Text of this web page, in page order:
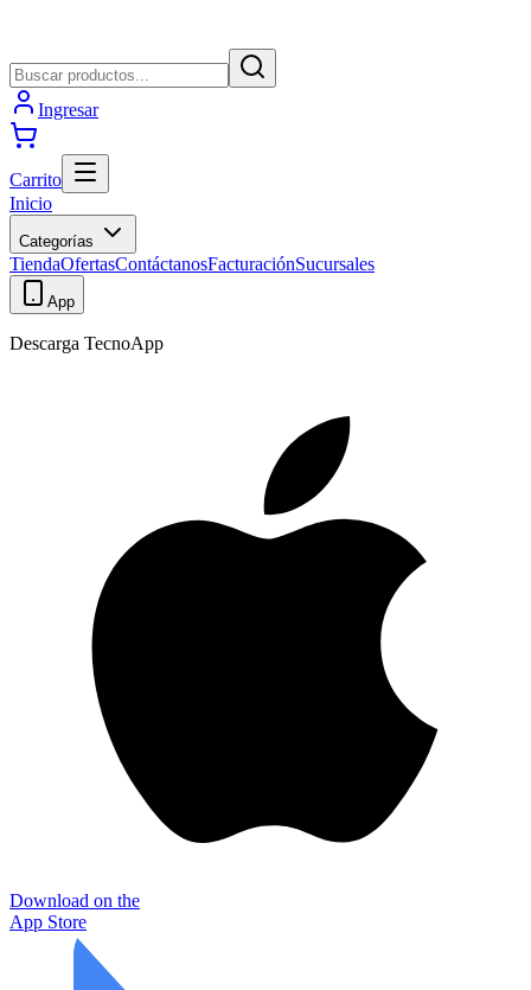
Ingresar
Carrito
Inicio
Categorías
TiendaOfertasContáctanosFacturaciónSucursales
App
Descarga TecnoApp
Download on the
App Store